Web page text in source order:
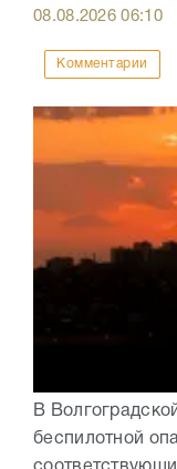
08.08.202606:10
Комментарии
В
беспилотной